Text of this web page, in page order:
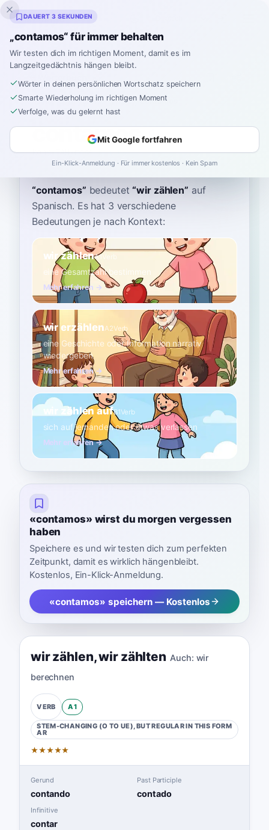
Inklingo
Startseite›Spanisch› Wörterbuch ›contamos
contamos
kohn-TAH-mohs konˈtamos
“contamos” bedeutet “wir zählen” auf
Spanisch. Es hat 3 verschiedene
Bedeutungen je nach Kontext:
wir zählenA1 Verb
eine Gesamtzahl bestimmen
Mehr erfahren →
wir erzählenA2Verb
eine Geschichte oder Information narrativ
wiedergeben
Mehr erfahren →
wir zählen aufB1Verb
sich auf jemanden oder etwas verlassen
Mehr erfahren →
«contamos» wirst du morgen vergessen
haben
Speichere es und wir testen dich zum perfekten
Zeitpunkt, damit es wirklich hängenbleibt.
Kostenlos, Ein-Klick-Anmeldung.
«contamos» speichern — Kostenlos
wir zählen,wir zählten Auch: wir
berechnen
VERB A1
STEM-CHANGING (O TO UE), BUT REGULAR IN THIS FORM
AR
★★★★★
Gerund
contando
Past Participle
contado
Infinitive
contar
DAUERT 3 SEKUNDEN
„contamos“ für immer behalten
Wir testen dich im richtigen Moment, damit es im
Langzeitgedächtnis hängen bleibt.
Wörter in deinen persönlichen Wortschatz speichern
Smarte Wiederholung im richtigen Moment
Verfolge, was du gelernt hast
Mit Google fortfahren
Ein-Klick-Anmeldung · Für immer kostenlos · Kein Spam